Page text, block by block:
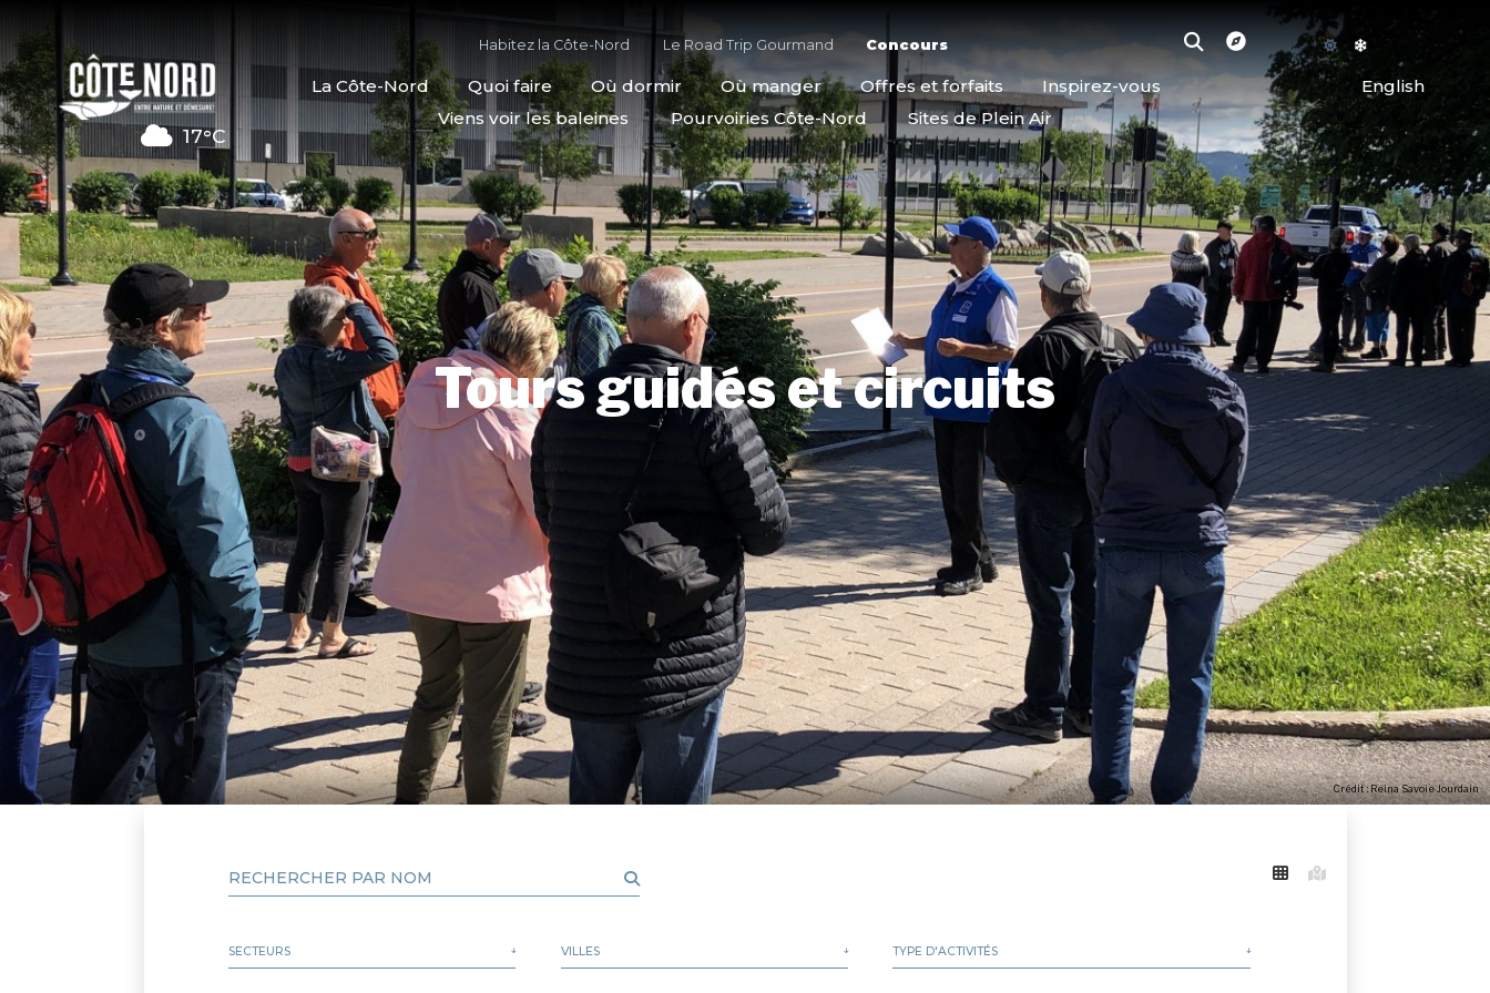
17°C
Habitez la Côte-Nord Le Road Trip Gourmand Concours
La Côte-Nord Quoi faire Où dormir Où manger Offres et forfaits Inspirez-vous
English
Viens voir les baleines
Pourvoiries Côte-Nord Sites de Plein Air
Tours guidés et circuits
Crédit : Reina Savoie Jourdain
RECHERCHER PAR NOM
SECTEURS VILLES TYPE D'ACTIVITÉS